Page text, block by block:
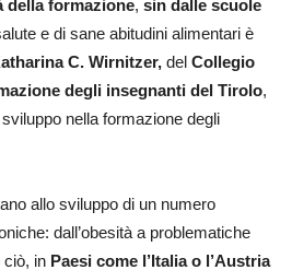
della formazione, sin dalle scuole
e di sane abitudini alimentari è
C. Wirnitzer, del Collegio
degli insegnanti del Tirolo,
nella formazione degli
allo sviluppo di un numero
dall’obesità a problematiche
ciò, in Paesi come l’Italia o l’Austria